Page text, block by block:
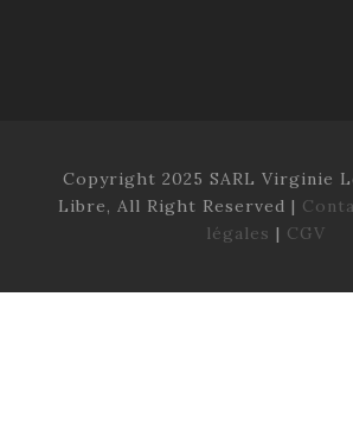
Copyright 2025 SARL Virginie
Libre, All Right Reserved |
légales | CGV